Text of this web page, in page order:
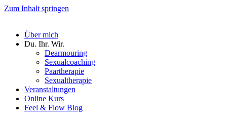
Zum Inhalt springen
Über mich
Du. Ihr. Wir.
Dearmouring
Sexualcoaching
Paartherapie
Sexualtherapie
Veranstaltungen
Online Kurs
Feel & Flow Blog